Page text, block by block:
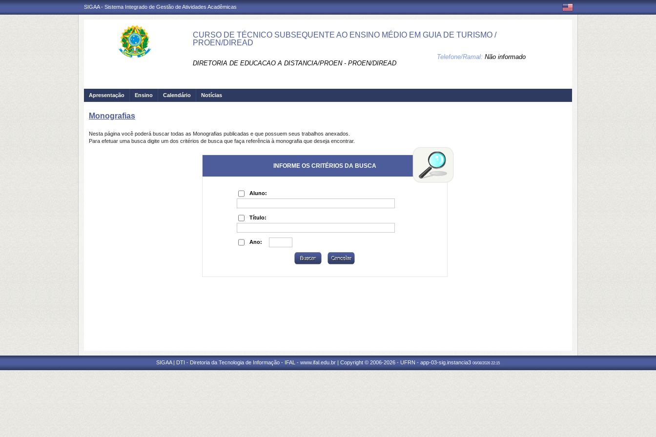
SIGAA - Sistema Integrado de Gestão de Atividades Acadêmicas
CURSO DE TÉCNICO SUBSEQUENTE AO ENSINO MÉDIO EM GUIA DE TURISMO /
PROEN/DIREAD
DIRETORIA DE EDUCACAO A DISTANCIA/PROEN - PROEN/DIREAD
Telefone/Ramal: Não informado
Apresentação Ensino Calendário Notícias
Monografias
Nesta página você poderá buscar todas as Monografias publicadas e que possuem seus trabalhos anexados.
Para efetuar uma busca digite um dos critérios de busca que faça referência à monografia que deseja encontrar.
INFORME OS CRITÉRIOS DA BUSCA
Aluno:
Título:
Ano:
SIGAA | DTI - Diretoria da Tecnologia de Informação - IFAL - www.ifal.edu.br | Copyright © 2006-2026 - UFRN - app-03-sig.instancia3 06/08/2026 22:15